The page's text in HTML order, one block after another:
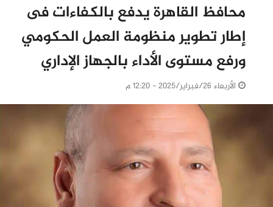
محافظ القاهرة يدفع بالكفاءات فى
إطار تطوير منظومة العمل الحكومي
ورفع مستوى الأداء بالجهاز الإداري
الأربعاء 26/فبراير/2025 - 12:20 م